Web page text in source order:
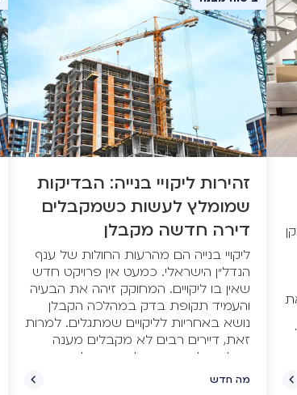
זהירות ליקויי בנייה: הבדיקות
שמומלץ לעשות כשמקבלים
דירה חדשה מקבלן
ליקויי בנייה הם מהרעות החולות של ענף
הנדל”ן הישראלי. כמעט אין פרויקט חדש
שאין בו ליקויים. המחוקק זיהה את הבעיה
והעמיד תקופת בדק במהלכה הקבלן
נושא באחריות לליקויים שמתגלים. למרות
זאת, דיירים רבים לא מקבלים מענה
ונאלצים לחיות עם הליקויים או לתקן אותם
על חשבונם. הנה כמה טיפים שיעזרו לכם
מה חדש